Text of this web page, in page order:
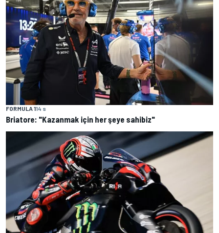
FORMULA 114 s
Briatore: "Kazanmak için her şeye sahibiz"